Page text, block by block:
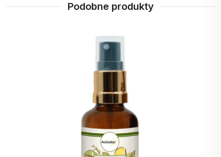
nosa
Calcium / 3 razy dziennie
Rezultat: w piątek, tj. dzień 3, byłem prawie
bez leków i silniejszy. SUPER !!!
Podobne produkty